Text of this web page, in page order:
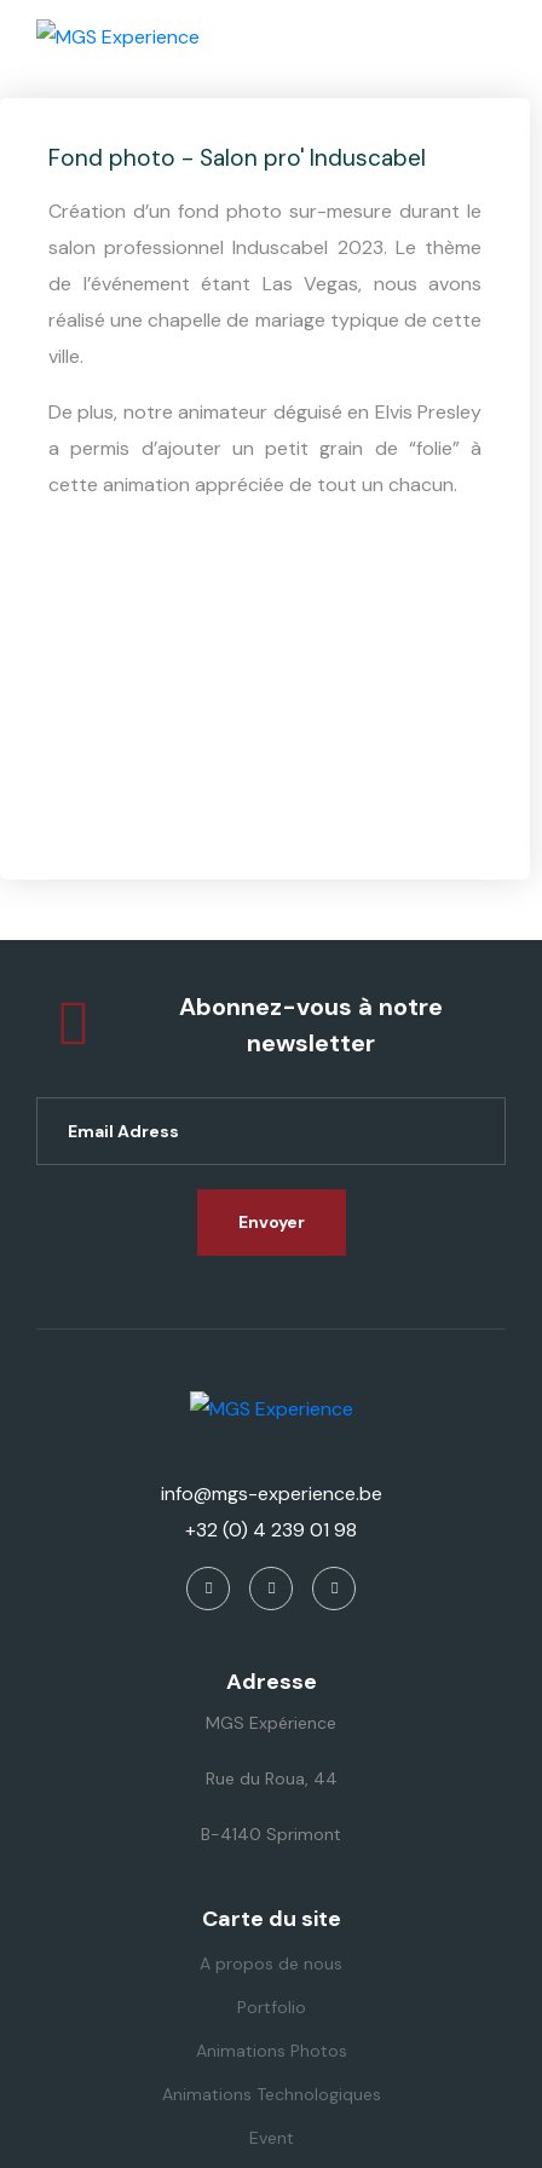
Fond photo - Salon pro' Induscabel
Création d’un fond photo sur-mesure durant le
salon professionnel Induscabel 2023. Le thème
de l’événement étant Las Vegas, nous avons
réalisé une chapelle de mariage typique de cette
ville.
De plus, notre animateur déguisé en Elvis Presley
a permis d’ajouter un petit grain de “folie” à
cette animation appréciée de tout un chacun.
Abonnez-vous à notre
newsletter
Envoyer
info@mgs-experience.be
+32 (0) 4 239 01 98
Adresse
MGS Expérience
Rue du Roua, 44
B-4140 Sprimont
Carte du site
A propos de nous
Portfolio
Animations Photos
Animations Technologiques
Event